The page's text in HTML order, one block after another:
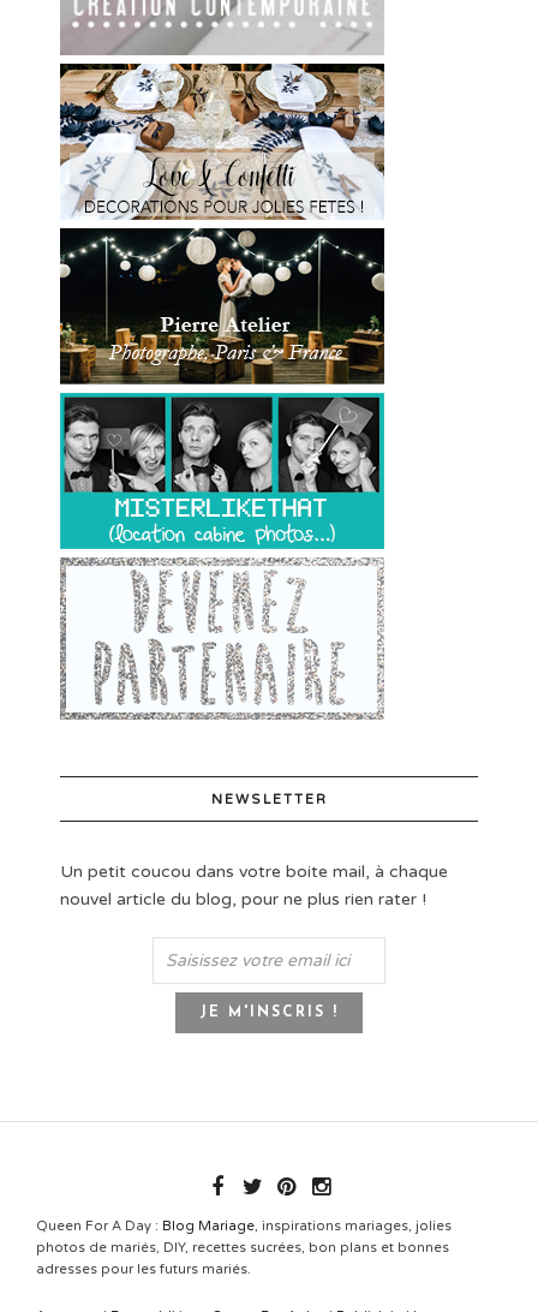
NEWSLETTER
Un petit coucou dans votre boite mail, à chaque
nouvel article du blog, pour ne plus rien rater !
Queen For A Day : Blog Mariage, inspirations mariages, jolies
photos de mariés, DIY, recettes sucrées, bon plans et bonnes
adresses pour les futurs mariés.